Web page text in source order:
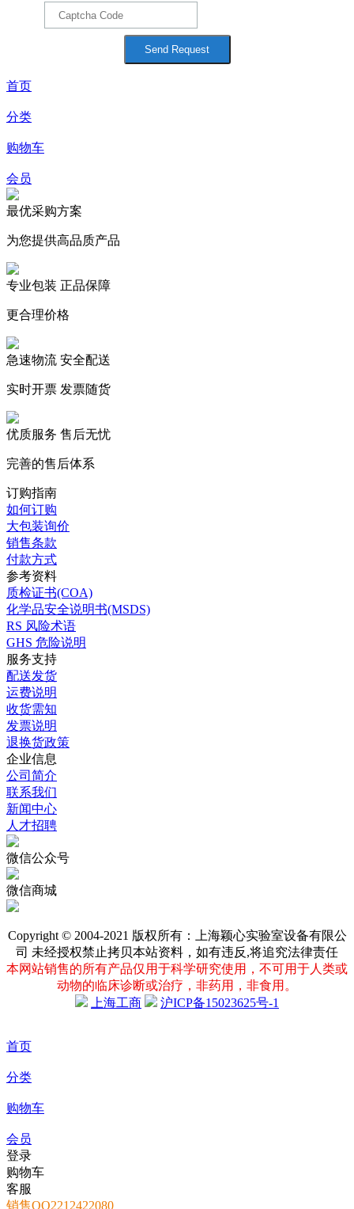
首页
分类
购物车
会员
最优采购方案
为您提供高品质产品
专业包装 正品保障
更合理价格
急速物流 安全配送
实时开票 发票随货
优质服务 售后无忧
完善的售后体系
订购指南
如何订购
大包装询价
销售条款
付款方式
参考资料
质检证书(COA)
化学品安全说明书(MSDS)
RS 风险术语
GHS 危险说明
服务支持
配送发货
运费说明
收货需知
发票说明
退换货政策
企业信息
公司简介
联系我们
新闻中心
人才招聘
微信公众号
微信商城
Copyright © 2004-2021 版权所有：上海颖心实验室设备有限公
司 未经授权禁止拷贝本站资料，如有违反,将追究法律责任
本网站销售的所有产品仅用于科学研究使用，不可用于人类或
动物的临床诊断或治疗，非药用，非食用。
上海工商
沪ICP备15023625号-1
首页
分类
购物车
会员
登录
购物车
客服
销售QQ2212422080